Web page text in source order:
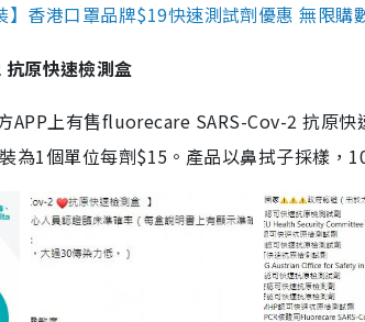
】香港口罩品牌$19快速測試劑優惠 無限
原快速檢測盒
APP上有售fluorecare SARS-Cov-2 抗原
為1個單位每劑$15。產品以鼻拭子採樣，